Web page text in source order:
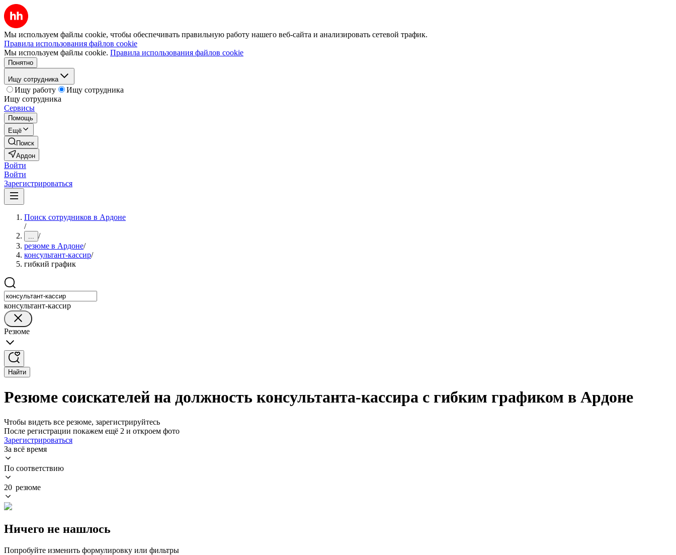
Мы используем файлы cookie, чтобы обеспечивать правильную работу нашего веб-сайта и анализировать сетевой трафик.
Правила использования файлов cookie
Мы используем файлы cookie. Правила использования файлов cookie
Понятно
Ищу сотрудника
Ищу работу
Ищу сотрудника
Ищу сотрудника
Сервисы
Помощь
Ещё
Поиск
Ардон
Войти
Войти
Зарегистрироваться
Поиск сотрудников в Ардоне
/
... /
резюме в Ардоне/
консультант-кассир/
гибкий график
консультант-кассир
Резюме
Найти
Резюме соискателей на должность консультанта-кассира с гибким графиком в Ардоне
Чтобы видеть все резюме, зарегистрируйтесь
После регистрации покажем ещё 2 и откроем фото
Зарегистрироваться
За всё время
По соответствию
20 резюме
Ничего не нашлось
Попробуйте изменить формулировку или фильтры